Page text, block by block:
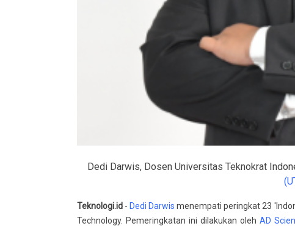
Dedi Darwis, Dosen Universitas Teknokrat
Teknologi.id - Dedi Darwis menempati peringkat 23
Technology. Pemeringkatan ini dilakukan oleh AD